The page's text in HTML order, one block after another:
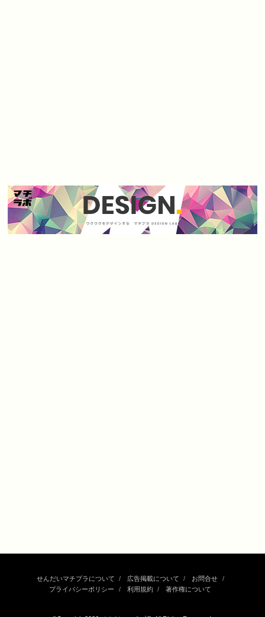
せんだいマチプラについて 広告掲載について
お問合せ
プライバシーポリシー
利用規約 著作権について